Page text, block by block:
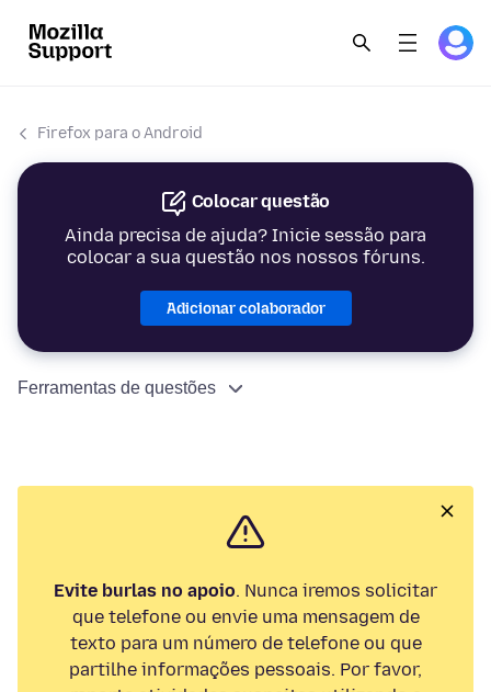
Firefox para o Android
Colocar questão
Ainda precisa de ajuda? Inicie sessão para
colocar a sua questão nos nossos fóruns.
Adicionar colaborador
Ferramentas de questões
Evite burlas no apoio. Nunca iremos solicitar
que telefone ou envie uma mensagem de
texto para um número de telefone ou que
partilhe informações pessoais. Por favor,